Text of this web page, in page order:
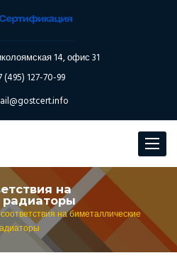
14, офис 31
(495) 127-70-99
Toggle
на
радиаторы
на биметаллические